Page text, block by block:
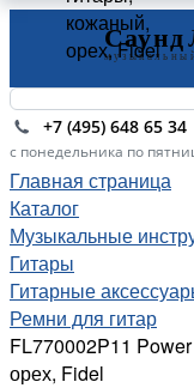
+7 (495) 648 65 34
с понедельника по
Главная страница
Каталог
Музыкальные
Гитары
Гитарные
Ремни для гитар
FL770002P11
орех, Fidel
кожаный,
орех, Fidel